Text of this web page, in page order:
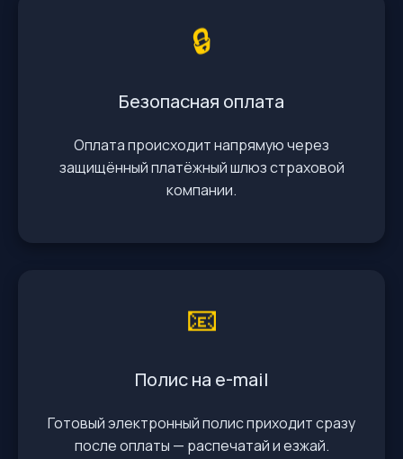
🔒
Безопасная оплата
Оплата происходит напрямую через
защищённый платёжный шлюз страховой
компании.
📧
Полис на e-mail
Готовый электронный полис приходит сразу
после оплаты — распечатай и езжай.